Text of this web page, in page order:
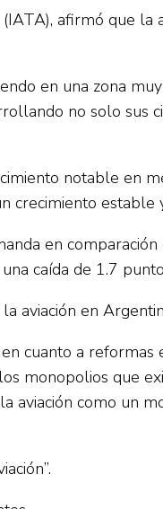
afirmó que la
en una zona
no solo sus
notable en
estable
en
caída de 1.7
aviación en
cuanto a
monopolios que
como un